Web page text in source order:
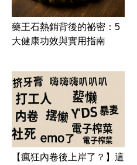
藥王石熱銷背後的祕密：5
大健康功效與實用指南
【瘋狂內卷後上岸了？】這